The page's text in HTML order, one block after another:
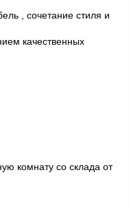
, сочетание стиля и
качественных
комнату со склада от